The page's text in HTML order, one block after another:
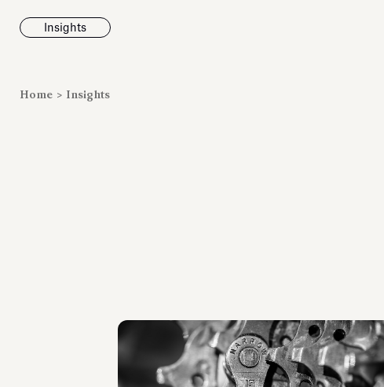
Insights
Leggi tutto
Home > Insights